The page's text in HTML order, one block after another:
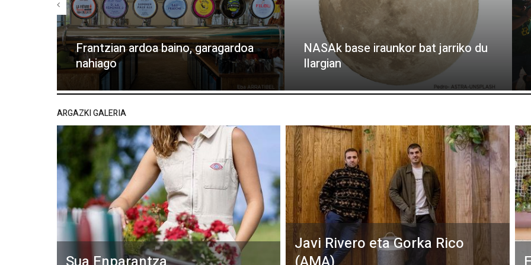
Frantzian ardoa baino, garagardoa
nahiago
NASAk base iraunkor bat jarriko du
Ilargian
ARGAZKI GALERIA
Javi Rivero eta Gorka Rico